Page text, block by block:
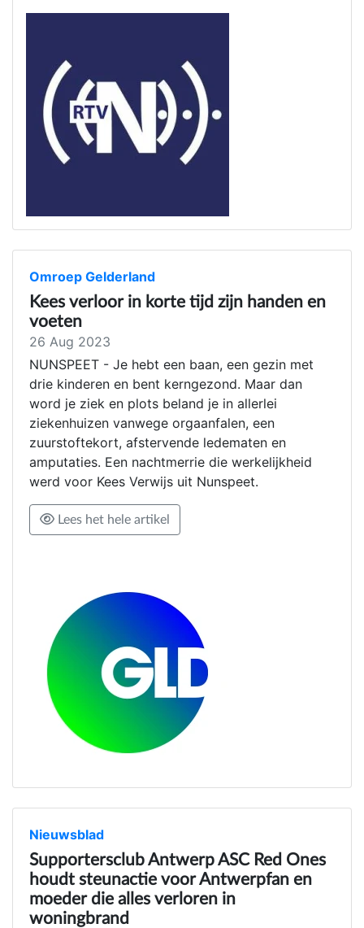
Omroep Gelderland
Kees verloor in korte tijd zijn handen en
voeten
26 Aug 2023
NUNSPEET - Je hebt een baan, een gezin met
drie kinderen en bent kerngezond. Maar dan
word je ziek en plots beland je in allerlei
ziekenhuizen vanwege orgaanfalen, een
zuurstoftekort, afstervende ledematen en
amputaties. Een nachtmerrie die werkelijkheid
werd voor Kees Verwijs uit Nunspeet.
Lees het hele artikel
Nieuwsblad
Supportersclub Antwerp ASC Red Ones
houdt steunactie voor Antwerpfan en
moeder die alles verloren in
woningbrand